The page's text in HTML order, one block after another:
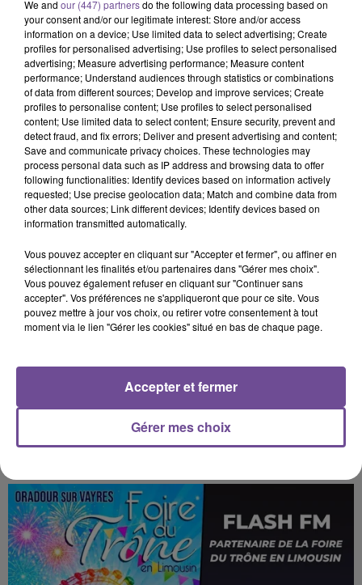
27 juillet 2026
INCENDIES EN GIRONDE : LE LIMOUSIN SE MOBILISE
ODEUR DE BRÛLÉ EN LIMOUSIN : LES FUMÉES VIENNENT DU SUD-
We and our (447) partnersdo the following data processing based on
your consent and/or our legitimate interest: Store and/or access
information on a device; Use limited data to select advertising; Create
profiles for personalised advertising; Use profiles to select personalised
advertising; Measure advertising performance; Measure content
performance; Understand audiences through statistics or combinations
of data from different sources; Develop and improve services; Create
profiles to personalise content; Use profiles to select personalised
content; Use limited data to select content; Ensure security, prevent and
detect fraud, and fix errors; Deliver and present advertising and content;
Save and communicate privacy choices. These technologies may
process personal data such as IP address and browsing data to offer
following functionalities: Identify devices based on information actively
requested; Use precise geolocation data; Match and combine data from
other data sources; Link different devices; Identify devices based on
information transmitted automatically.
Vous pouvez accepter en cliquant sur "Accepter et fermer", ou affiner en
sélectionnant les finalités et/ou partenaires dans "Gérer mes choix".
Vous pouvez également refuser en cliquant sur "Continuer sans
accepter". Vos préférences ne s'appliqueront que pour ce site. Vous
pouvez mettre à jour vos choix, ou retirer votre consentement à tout
moment via le lien "Gérer les cookies" situé en bas de chaque page.
Gérer mes choix
Accepter et fermer